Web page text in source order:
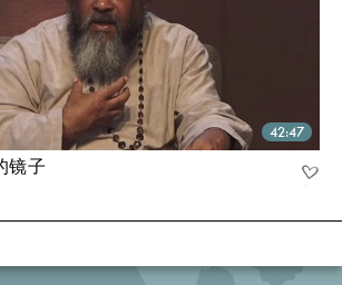
42:47
镜子